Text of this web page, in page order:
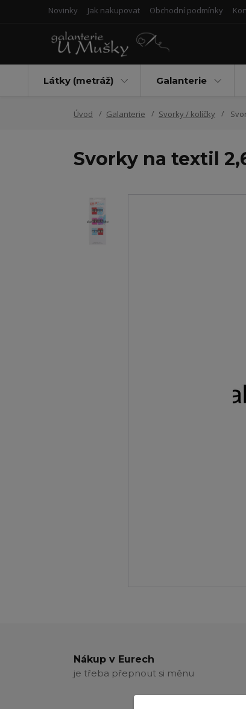
Novinky Jak nakupovat Obchodní podmínky
Látky (metráž) Galanterie
Úvod Galanterie Svorky / kolíčky
Svorky na textil
Nákup v Eurech
je třeba přepnout si měnu